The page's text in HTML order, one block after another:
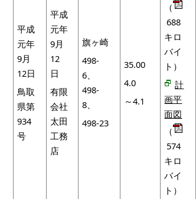
平成
元年
9月
12日
鳥取
県第
934
号
平成
元年
9月
12
日
有限
会社
太田
工務
店
旗ヶ崎
498-
6、
498-
8、
498-23
35.00
4.0
～4.1
（
688
キロ
バイ
ト）
計
画平
面図
（
574
キロ
バイ
ト）